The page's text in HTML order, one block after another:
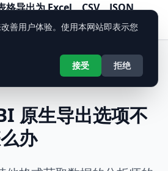
导出为 Excel、CSV、JSON、
Exporter
原生导出选项不
办
善用户体验。使用本网站即表示您
接受 拒绝